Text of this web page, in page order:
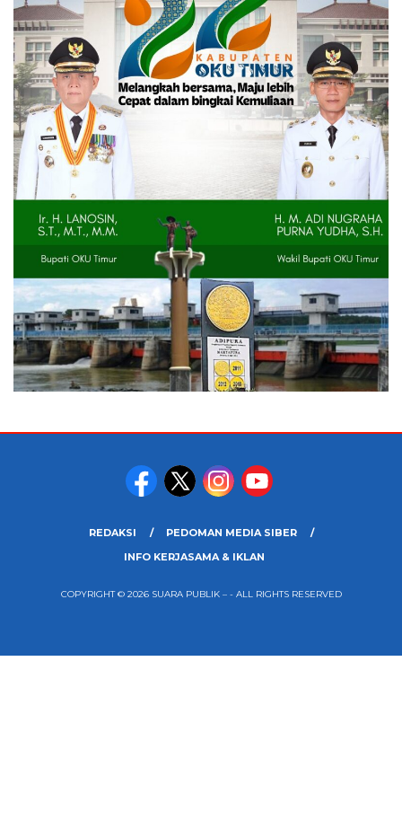
REDAKSI
PEDOMAN MEDIA SIBER
INFO KERJASAMA & IKLAN
COPYRIGHT © 2026 SUARA PUBLIK – - ALL RIGHTS RESERVED